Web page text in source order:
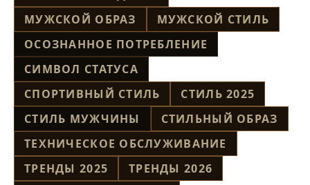
МУЖСКОЙ ОБРАЗ
МУЖСКОЙ СТИЛЬ
ОСОЗНАННОЕ ПОТРЕБЛЕНИЕ
СИМВОЛ СТАТУСА
СПОРТИВНЫЙ СТИЛЬ
СТИЛЬ 2025
СТИЛЬ МУЖЧИНЫ
СТИЛЬНЫЙ ОБРАЗ
ТЕХНИЧЕСКОЕ ОБСЛУЖИВАНИЕ
ТРЕНДЫ 2025
ТРЕНДЫ 2026